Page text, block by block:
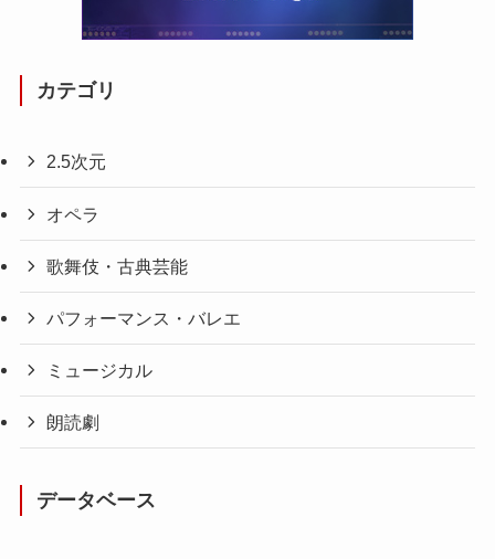
カテゴリ
2.5次元
オペラ
歌舞伎・古典芸能
パフォーマンス・バレエ
ミュージカル
朗読劇
データベース